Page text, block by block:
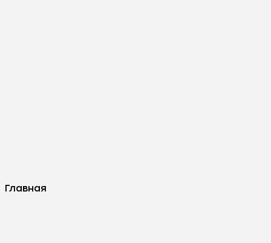
Главная